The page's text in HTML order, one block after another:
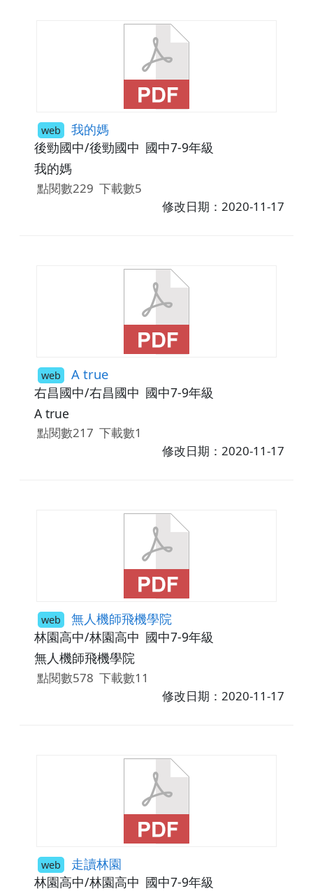
web 我的媽
後勁國中/後勁國中 國中7-9年級
我的媽
點閱數229 下載數5
修改日期：2020-11-17
web A true
右昌國中/右昌國中 國中7-9年級
A true
點閱數217 下載數1
修改日期：2020-11-17
web 無人機師飛機學院
林園高中/林園高中 國中7-9年級
無人機師飛機學院
點閱數578 下載數11
修改日期：2020-11-17
web 走讀林園
林園高中/林園高中 國中7-9年級